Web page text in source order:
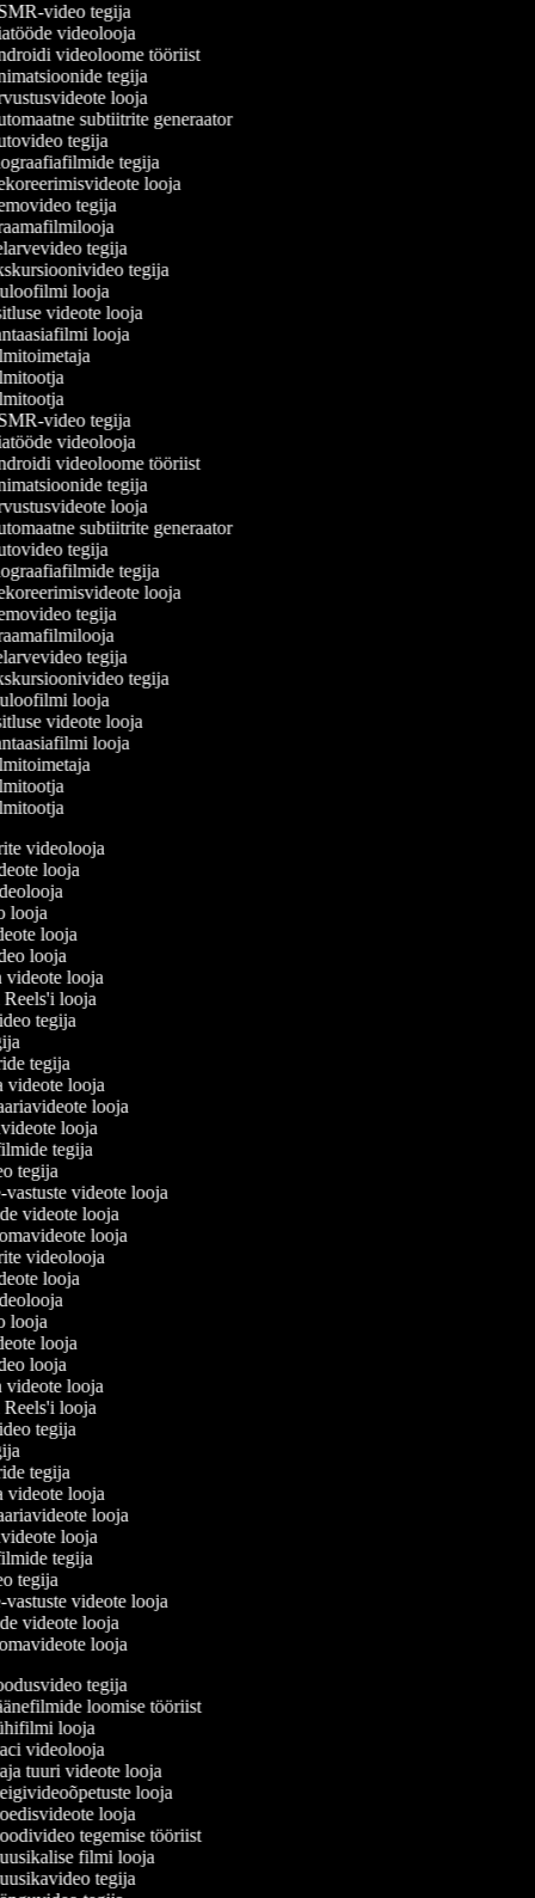
video tegija
videolooja
videoloome tööriist
tegija
looja
subtiitrite generaator
tegija
tegija
looja
tegija
tegija
tegija
looja
videote looja
looja
video tegija
videolooja
videoloome tööriist
tegija
looja
subtiitrite generaator
tegija
tegija
looja
tegija
tegija
tegija
looja
videote looja
looja
videolooja
looja
looja
looja
looja
videote looja
Reels'i looja
tegija
tegija
videote looja
looja
looja
tegija
tegija
vastuste videote looja
videote looja
looja
videolooja
looja
looja
looja
looja
videote looja
Reels'i looja
tegija
tegija
videote looja
looja
looja
tegija
tegija
vastuste videote looja
videote looja
looja
tegija
loomise tööriist
looja
videolooja
tuuri videote looja
looja
looja
tegemise tööriist
filmi looja
tegija